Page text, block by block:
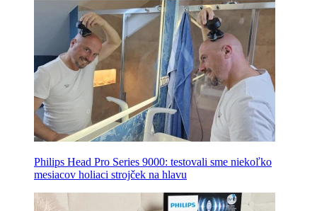
Philips Head Pro Series 9000: testovali sme niekoľko
mesiacov holiaci strojček na hlavu